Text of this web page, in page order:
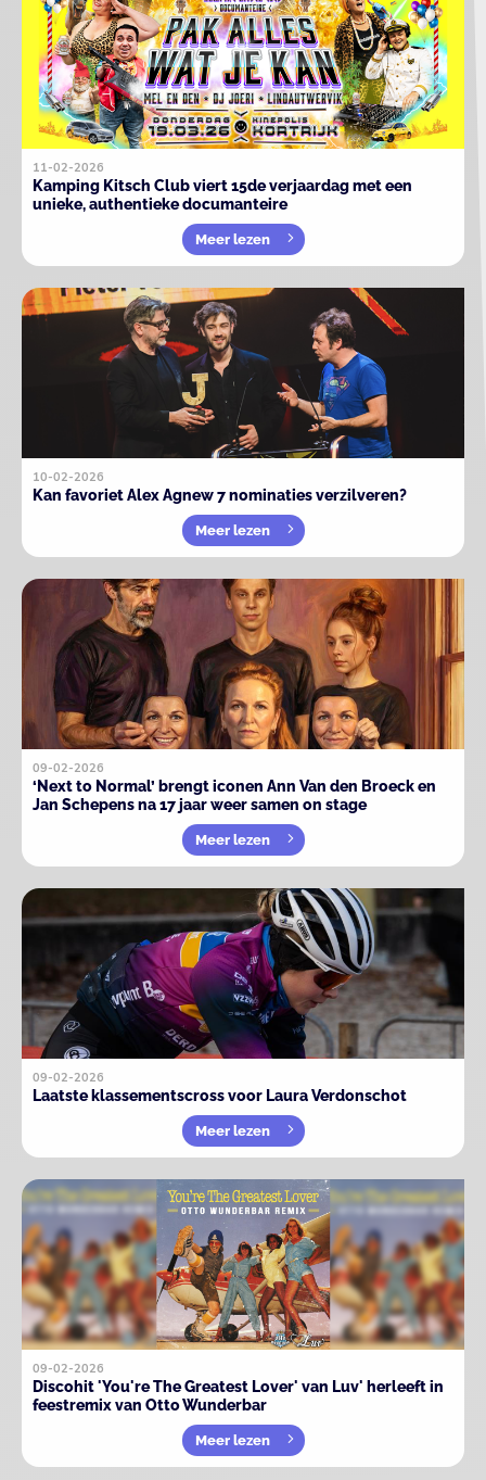
11-02-2026
Kamping Kitsch Club viert 15de verjaardag met een
unieke, authentieke documanteire
Meer lezen
10-02-2026
Kan favoriet Alex Agnew 7 nominaties verzilveren?
Meer lezen
09-02-2026
‘Next to Normal’ brengt iconen Ann Van den Broeck en
Jan Schepens na 17 jaar weer samen on stage
Meer lezen
09-02-2026
Laatste klassementscross voor Laura Verdonschot
Meer lezen
09-02-2026
Discohit 'You're The Greatest Lover' van Luv' herleeft in
feestremix van Otto Wunderbar
Meer lezen